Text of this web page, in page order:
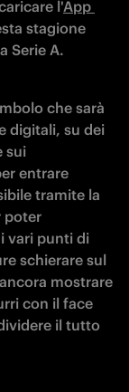
l'App
stagione
Serie A.
che sarà
digitali, su dei
sui
entrare
tramite la
poter
vari punti di
schierare sul
mostrare
con il face
il tutto